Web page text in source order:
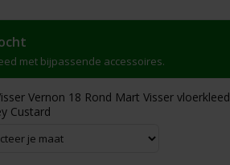
met bijpassende accessoires.
Vernon 18 Rond Mart Visser vloerkleed
Custard